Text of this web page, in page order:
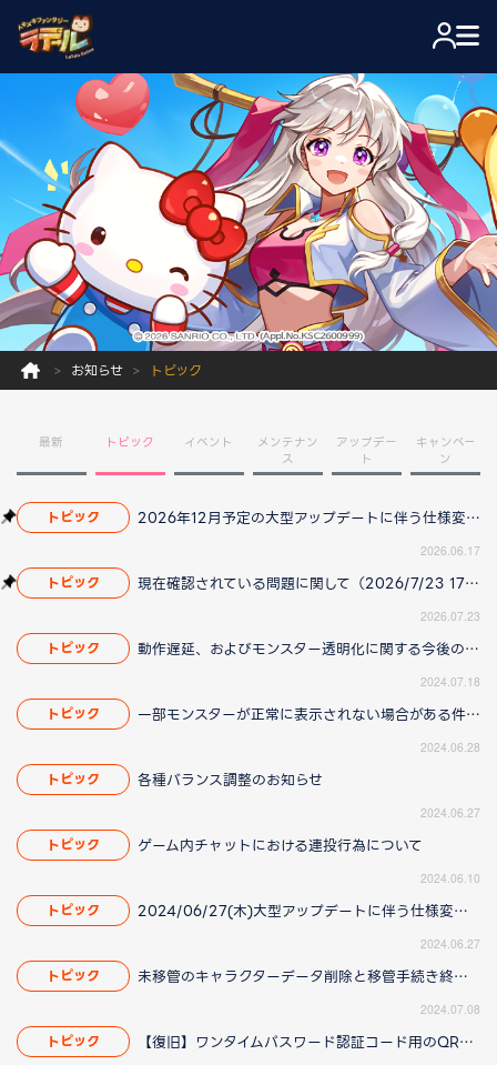
お知らせ トピック
最新 トピック イベント
メンテナン
ス
アップデー
ト
キャンペー
ン
トピック 2026年12月予定の大型アップデートに伴う仕様変更のお知らせ
2026.06.17
トピック 現在確認されている問題に関して（2026/7/23 17:00更新）
2026.07.23
トピック 動作遅延、およびモンスター透明化に関する今後の対応について（2024/07/25 15:00更新）
2024.07.18
トピック 一部モンスターが正常に表示されない場合がある件について（2024/07/11 16:20更新）
2024.06.28
トピック 各種バランス調整のお知らせ
2024.06.27
トピック ゲーム内チャットにおける連投行為について
2024.06.10
トピック 2024/06/27(木)大型アップデートに伴う仕様変更のお知らせ
2024.06.27
トピック 未移管のキャラクターデータ削除と移管手続き終了に関するお知らせ（2024/07/08 14:10更新）
2024.07.08
トピック 【復旧】ワンタイムパスワード認証コード用のQR画像について